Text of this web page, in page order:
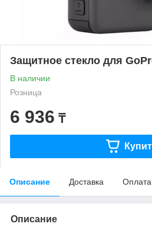
Защитное стекло для
В наличии
Розница
6 936 ₸
Описание Доставка Оплата
Описание